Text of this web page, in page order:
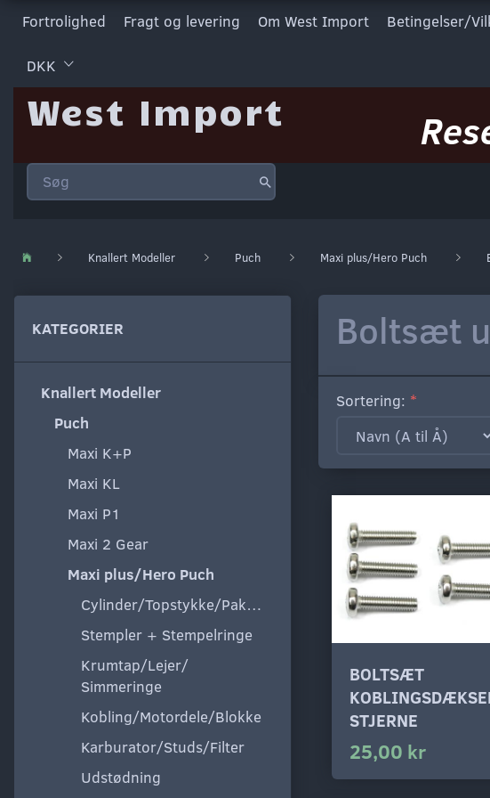
Fortrolighed Fragt og levering Om West Import Betingelser/
DKK
West Import
Knallert Modeller Puch Maxi plus/Hero Puch
KATEGORIER
Knallert Modeller
Puch
Maxi K+P
Maxi KL
Maxi P1
Maxi 2 Gear
Maxi plus/Hero Puch
Cylinder/Topstykke/Pakning
Stempler + Stempelringe
Krumtap/Lejer/
Simmeringe
Kobling/Motordele/Blokke
Karburator/Studs/Filter
Udstødning
Boltsæt
Sortering:
BOLTSÆT
STJERNE
25,00 kr